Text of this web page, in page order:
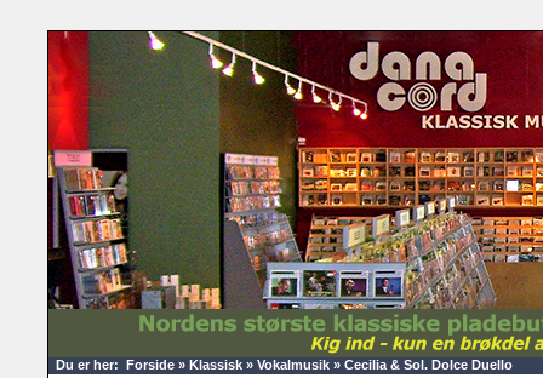
Du er her: Forside » Klassisk » Vokalmusik » Cecilia & Sol. Dolce Duello